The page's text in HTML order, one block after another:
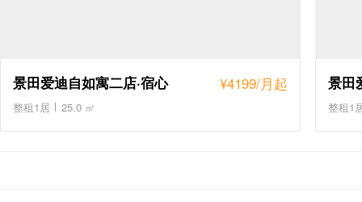
景田爱迪自如寓二店·宿心 ¥4199/月起
整租1居 25.0 ㎡
景田
整租1